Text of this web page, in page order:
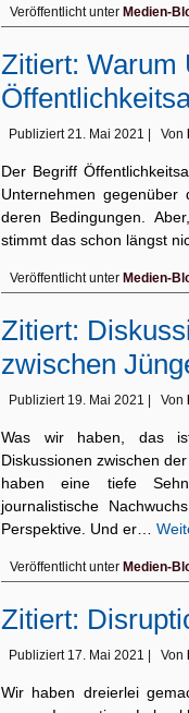
Veröffentlicht unter Medien-
Zitiert: Warum
Publiziert 21. Mai 2021 Von
Der Begriff
Unternehmen
deren Bedingungen.
stimmt das schon längst
Veröffentlicht unter Medien-
Zitiert:
zwischen
Publiziert 19. Mai 2021 Von
Was wir haben, das
Diskussionen zwischen
haben eine tiefe
journalistische
Perspektive. Und er…
Veröffentlicht unter Medien-
Zitiert:
Publiziert 17. Mai 2021 Von
Wir haben dreierlei